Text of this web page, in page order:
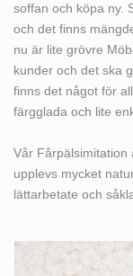
soffan och köpa ny.
och det finns
nu är lite grövre
kunder och det ska
finns det något för
färgglada och lite
Vår Fårpälsimitation
upplevs mycket
lättarbetate och